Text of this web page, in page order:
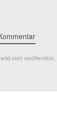
nicht veröffentlicht.